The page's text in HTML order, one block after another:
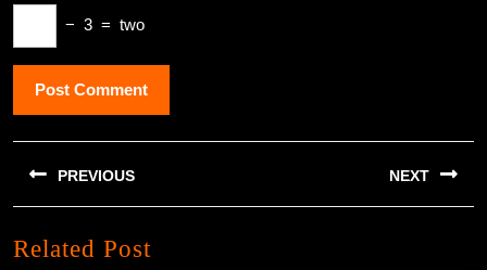
− 3 = two
Berichtnavigatie
PREVIOUS
post:
NEXT
Related Post